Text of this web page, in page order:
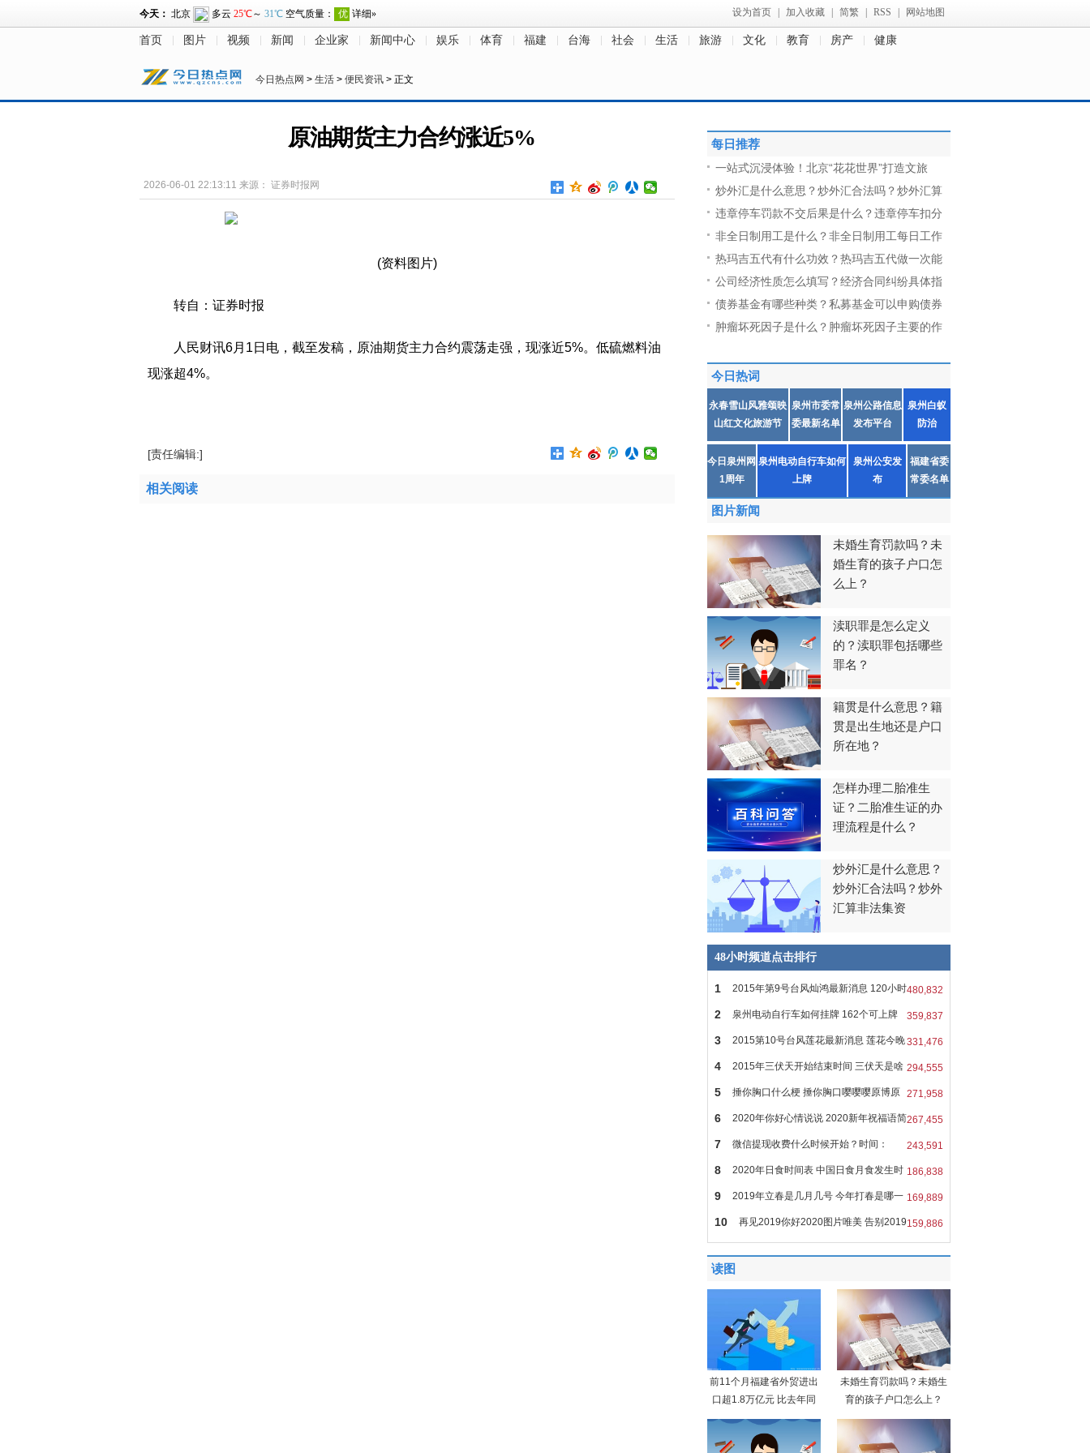
设为首页 加入收藏 简繁 RSS 网站地图
首页 图片 视频 新闻 企业家 新闻中心 娱乐 体育 福建 台海 社会 生活 旅游 文化 教育 房产 健康
今日热点网 > 生活 > 便民资讯 > 正文
原油期货主力合约涨近5%
2026-06-01 22:13:11 来源： 证券时报网
(资料图片)
转自：证券时报
人民财讯6月1日电，截至发稿，原油期货主力合约震荡走强，现涨近5%。低硫燃料油
现涨超4%。
[责任编辑:]
相关阅读
每日推荐
一站式沉浸体验！北京“花花世界”打造文旅
炒外汇是什么意思？炒外汇合法吗？炒外汇算
违章停车罚款不交后果是什么？违章停车扣分
非全日制用工是什么？非全日制用工每日工作
热玛吉五代有什么功效？热玛吉五代做一次能
公司经济性质怎么填写？经济合同纠纷具体指
债券基金有哪些种类？私募基金可以申购债券
肿瘤坏死因子是什么？肿瘤坏死因子主要的作
今日热词
永春雪山风雅颂映
山红文化旅游节
泉州市委常
委最新名单
泉州公路信息
发布平台
泉州白蚁
防治
今日泉州网
1周年
泉州电动自行车如何
上牌
泉州公安发
布
福建省委
常委名单
图片新闻
未婚生育罚款吗？未
婚生育的孩子户口怎
么上？
渎职罪是怎么定义
的？渎职罪包括哪些
罪名？
籍贯是什么意思？籍
贯是出生地还是户口
所在地？
怎样办理二胎准生
证？二胎准生证的办
理流程是什么？
炒外汇是什么意思？
炒外汇合法吗？炒外
汇算非法集资
48小时频道点击排行
480,832
1 2015年第9号台风灿鸿最新消息 120小时
359,837
2 泉州电动自行车如何挂牌 162个可上牌
合 331,476
3 2015第10号台风莲花最新消息 莲花今晚
294,555
4 2015年三伏天开始结束时间 三伏天是啥
271,958
5 捶你胸口什么梗 捶你胸口嘤嘤嘤原博原
267,455
6 2020年你好心情说说 2020新年祝福语简
243,591
7 微信提现收费什么时候开始？时间：
2016 186,838
8 2020年日食时间表 中国日食月食发生时
169,889
9 2019年立春是几月几号 今年打春是哪一
159,886
10 再见2019你好2020图片唯美 告别2019
迎
读图
前11个月福建省外贸进出
口超1.8万亿元 比去年同
未婚生育罚款吗？未婚生
育的孩子户口怎么上？